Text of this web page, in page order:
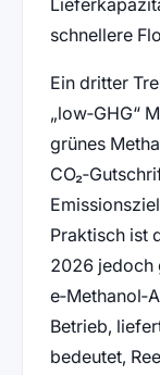
schnellere
Ein dritter
„low‑GHG“
grünes
Praktisch ist
2026 jedoch
Betrieb,
bedeutet,